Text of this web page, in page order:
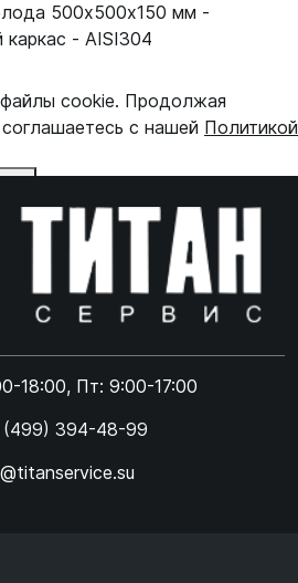
500х500х150 мм -
каркас - AISI304
18:00, Пт: 9:00-17:00
394-48-99
файлы cookie. Продолжая
с нашей Политикой